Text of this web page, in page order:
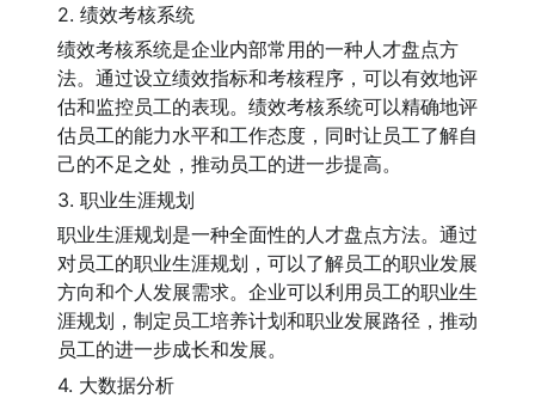
2. 绩效考核系统
绩效考核系统是企业内部常用的一种人才盘点方
法。通过设立绩效指标和考核程序，可以有效地评
估和监控员工的表现。绩效考核系统可以精确地评
估员工的能力水平和工作态度，同时让员工了解自
己的不足之处，推动员工的进一步提高。
3. 职业生涯规划
职业生涯规划是一种全面性的人才盘点方法。通过
对员工的职业生涯规划，可以了解员工的职业发展
方向和个人发展需求。企业可以利用员工的职业生
涯规划，制定员工培养计划和职业发展路径，推动
员工的进一步成长和发展。
4. 大数据分析